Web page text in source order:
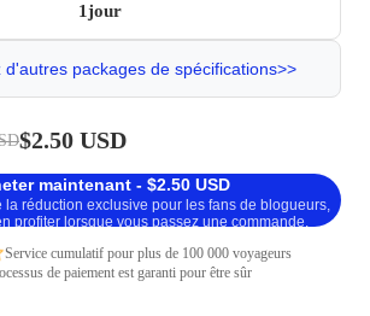
1jour
d'autres packages de spécifications>>
$2.50 USD
maintenant - $2.50 USD
la réduction exclusive pour les fans de blogueurs,
profiter lorsque vous passez une commande.
Service cumulatif pour plus de 100 000 voyageurs
de paiement est garanti pour être sûr